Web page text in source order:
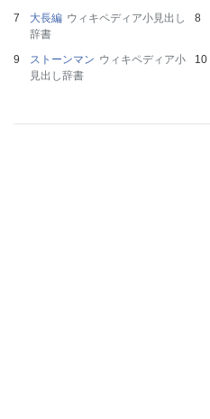
大長編 ウィキペディア小見出し
辞書
ストーンマン ウィキペディア小
見出し辞書